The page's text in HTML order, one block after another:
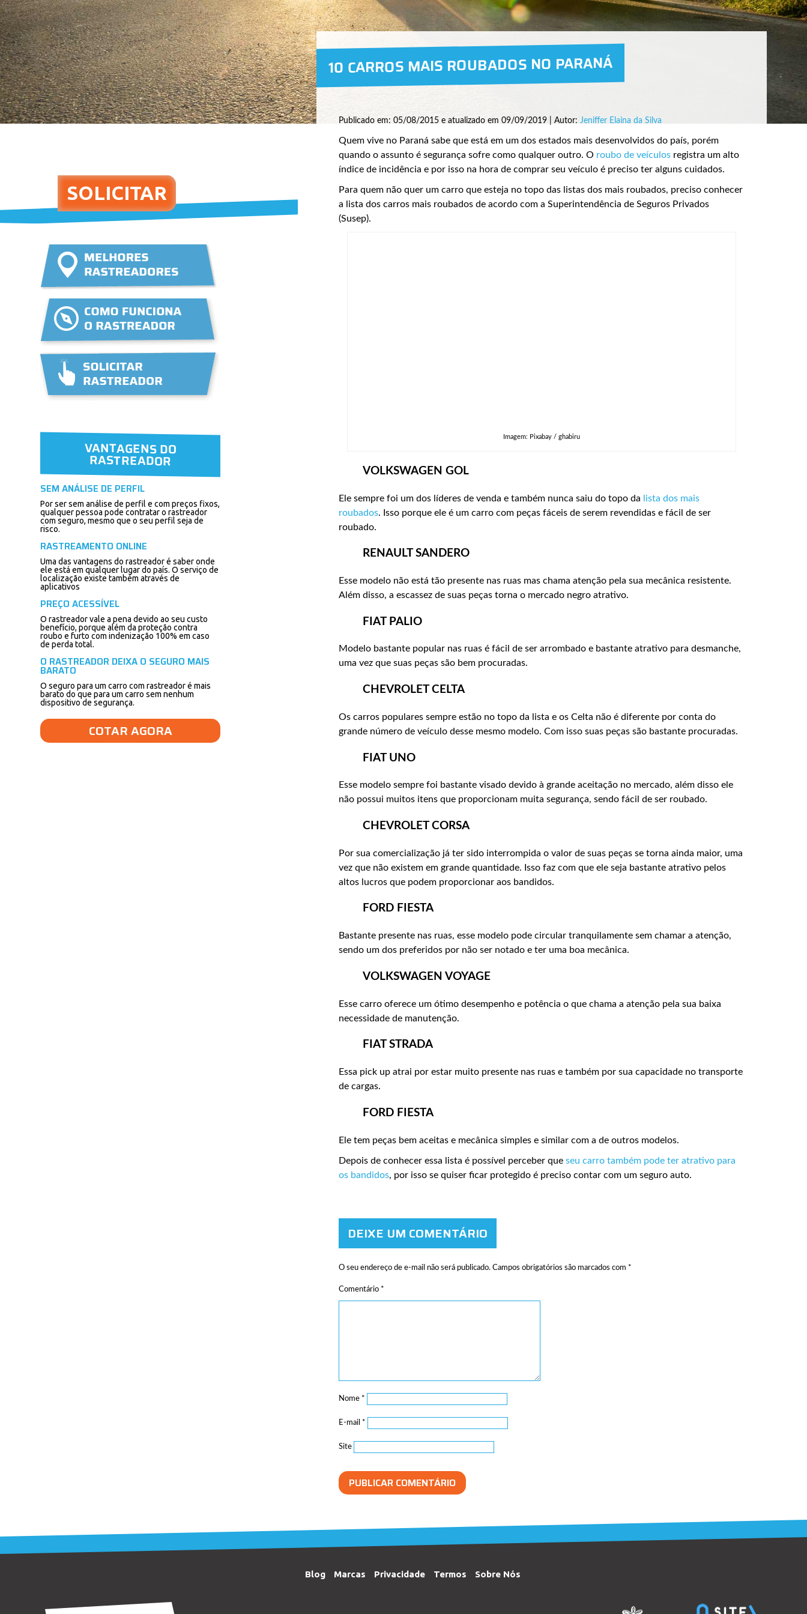
10 CARROS MAIS ROUBADOS NO PARANÁ
Publicado em: 05/08/2015 e atualizado em 09/09/2019 | Autor: Jeniffer Elaina da Silva
Quem vive no Paraná sabe que está em um dos estados mais desenvolvidos do país, porém
quando o assunto é segurança sofre como qualquer outro. O roubo de veículos registra um alto
índice de incidência e por isso na hora de comprar seu veículo é preciso ter alguns cuidados.
Para quem não quer um carro que esteja no topo das listas dos mais roubados, preciso conhecer
a lista dos carros mais roubados de acordo com a Superintendência de Seguros Privados
(Susep).
Imagem: Pixabay / ghabiru
VOLKSWAGEN GOL
Ele sempre foi um dos líderes de venda e também nunca saiu do topo da lista dos mais
roubados. Isso porque ele é um carro com peças fáceis de serem revendidas e fácil de ser
roubado.
RENAULT SANDERO
Esse modelo não está tão presente nas ruas mas chama atenção pela sua mecânica resistente.
Além disso, a escassez de suas peças torna o mercado negro atrativo.
FIAT PALIO
Modelo bastante popular nas ruas é fácil de ser arrombado e bastante atrativo para desmanche,
uma vez que suas peças são bem procuradas.
CHEVROLET CELTA
Os carros populares sempre estão no topo da lista e os Celta não é diferente por conta do
grande número de veículo desse mesmo modelo. Com isso suas peças são bastante procuradas.
FIAT UNO
Esse modelo sempre foi bastante visado devido à grande aceitação no mercado, além disso ele
não possui muitos itens que proporcionam muita segurança, sendo fácil de ser roubado.
CHEVROLET CORSA
Por sua comercialização já ter sido interrompida o valor de suas peças se torna ainda maior, uma
vez que não existem em grande quantidade. Isso faz com que ele seja bastante atrativo pelos
altos lucros que podem proporcionar aos bandidos.
FORD FIESTA
Bastante presente nas ruas, esse modelo pode circular tranquilamente sem chamar a atenção,
sendo um dos preferidos por não ser notado e ter uma boa mecânica.
VOLKSWAGEN VOYAGE
Esse carro oferece um ótimo desempenho e potência o que chama a atenção pela sua baixa
necessidade de manutenção.
FIAT STRADA
Essa pick up atrai por estar muito presente nas ruas e também por sua capacidade no transporte
de cargas.
FORD FIESTA
Ele tem peças bem aceitas e mecânica simples e similar com a de outros modelos.
Depois de conhecer essa lista é possível perceber queseu carro também pode ter atrativo para
os bandidos, por isso se quiser ficar protegido é preciso contar com um seguro auto.
VANTAGENS DO
RASTREADOR
SEM ANÁLISE DE PERFIL
Por ser sem análise de perfil e com preços fixos,
qualquer pessoa pode contratar o rastreador
com seguro, mesmo que o seu perfil seja de
risco.
RASTREAMENTO ONLINE
Uma das vantagens do rastreador é saber onde
ele está em qualquer lugar do país. O serviço de
localização existe também através de
aplicativos
PREÇO ACESSÍVEL
O rastreador vale a pena devido ao seu custo
benefício, porque além da proteção contra
roubo e furto com indenização 100% em caso
de perda total.
O RASTREADOR DEIXA O SEGURO MAIS
BARATO
O seguro para um carro com rastreador é mais
barato do que para um carro sem nenhum
dispositivo de segurança.
COTAR AGORA
DEIXE UM COMENTÁRIO
O seu endereço de e-mail não será publicado. Campos obrigatórios são marcados com *
Comentário *
Nome *
E-mail *
Site
Blog Marcas Privacidade Termos Sobre Nós